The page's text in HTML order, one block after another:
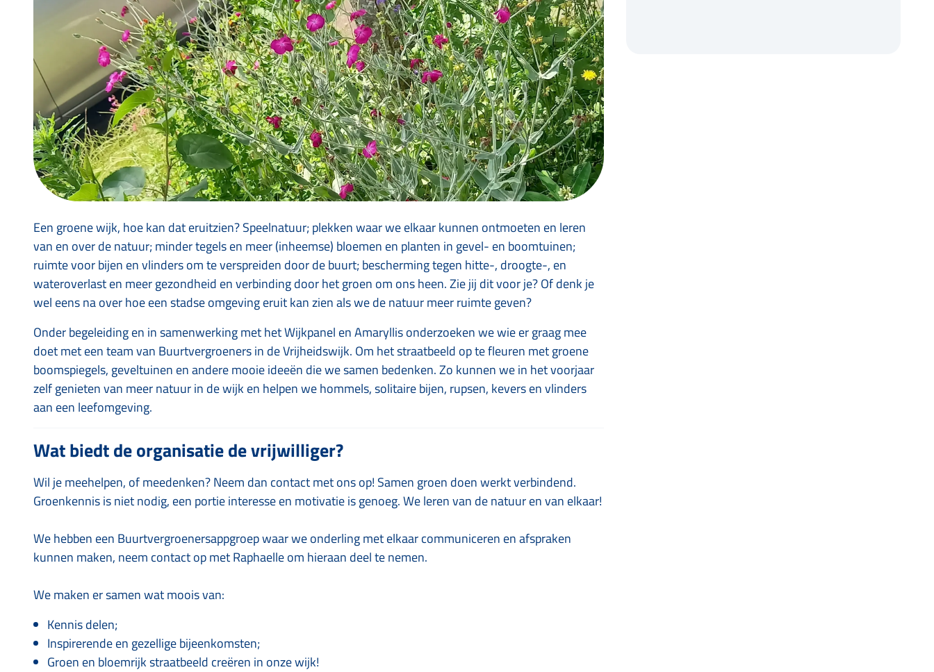
Een groene wijk, hoe kan dat eruitzien? Speelnatuur; plekken waar we elkaar kunnen ontmoeten en leren
van en over de natuur; minder tegels en meer (inheemse) bloemen en planten in gevel- en boomtuinen;
ruimte voor bijen en vlinders om te verspreiden door de buurt; bescherming tegen hitte-, droogte-, en
wateroverlast en meer gezondheid en verbinding door het groen om ons heen. Zie jij dit voor je? Of denk je
wel eens na over hoe een stadse omgeving eruit kan zien als we de natuur meer ruimte geven?
Onder begeleiding en in samenwerking met het Wijkpanel en Amaryllis onderzoeken we wie er graag mee
doet met een team van Buurtvergroeners in de Vrijheidswijk. Om het straatbeeld op te fleuren met groene
boomspiegels, geveltuinen en andere mooie ideeën die we samen bedenken. Zo kunnen we in het voorjaar
zelf genieten van meer natuur in de wijk en helpen we hommels, solitaire bijen, rupsen, kevers en vlinders
aan een leefomgeving.
Wat biedt de organisatie de vrijwilliger?
Wil je meehelpen, of meedenken? Neem dan contact met ons op! Samen groen doen werkt verbindend.
Groenkennis is niet nodig, een portie interesse en motivatie is genoeg. We leren van de natuur en van elkaar!
We hebben een Buurtvergroenersappgroep waar we onderling met elkaar communiceren en afspraken
kunnen maken, neem contact op met Raphaelle om hieraan deel te nemen.
We maken er samen wat moois van:
Kennis delen;
Inspirerende en gezellige bijeenkomsten;
Groen en bloemrijk straatbeeld creëren in onze wijk!